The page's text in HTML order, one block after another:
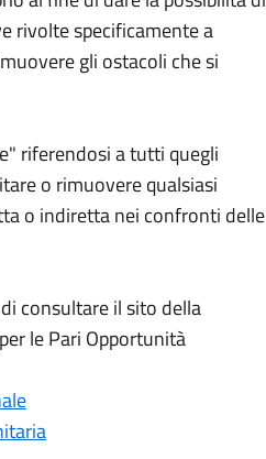
rivolte specificamente a
gli ostacoli che si
riferendosi a tutti quegli
o rimuovere qualsiasi
o indiretta nei confronti delle
consultare il sito della
le Pari Opportunità